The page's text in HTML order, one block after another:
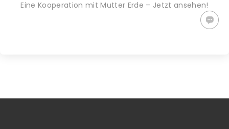
Eine Kooperation mit Mutter Erde – Jetzt ansehen!